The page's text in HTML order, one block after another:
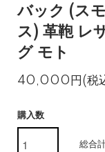
バック (ス
ス) 革鞄 レ
グ モト
40,000円(税
購入数
総合